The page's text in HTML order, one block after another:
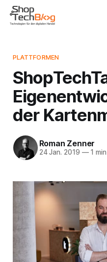
PLATTFORMEN
der
Roman Zenner
24 Jan. 2019 —1